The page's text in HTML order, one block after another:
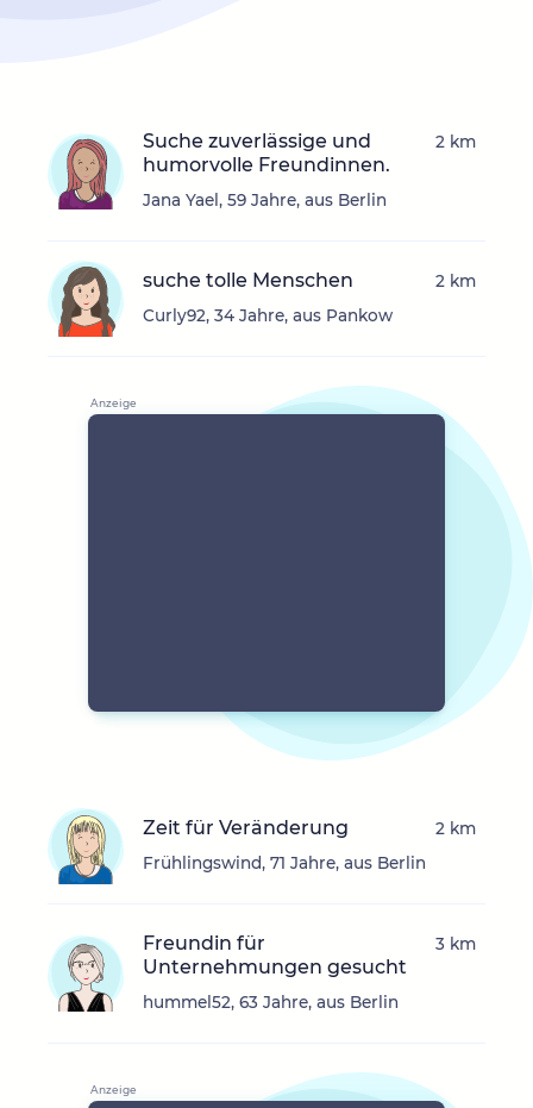
Suche zuverlässige und
humorvolle Freundinnen.
Jana Yael, 59 Jahre, aus Berlin
2 km
suche tolle Menschen
Curly92, 34 Jahre, aus Pankow
2 km
Zeit für Veränderung
Frühlingswind, 71 Jahre, aus Berlin
2 km
Freundin für
Unternehmungen gesucht
hummel52, 63 Jahre, aus Berlin
3 km